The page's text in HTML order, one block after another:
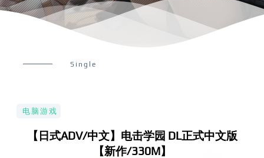
Single
电脑游戏
【日式ADV/中文】电击学园 DL正式中文版
【新作/330M】